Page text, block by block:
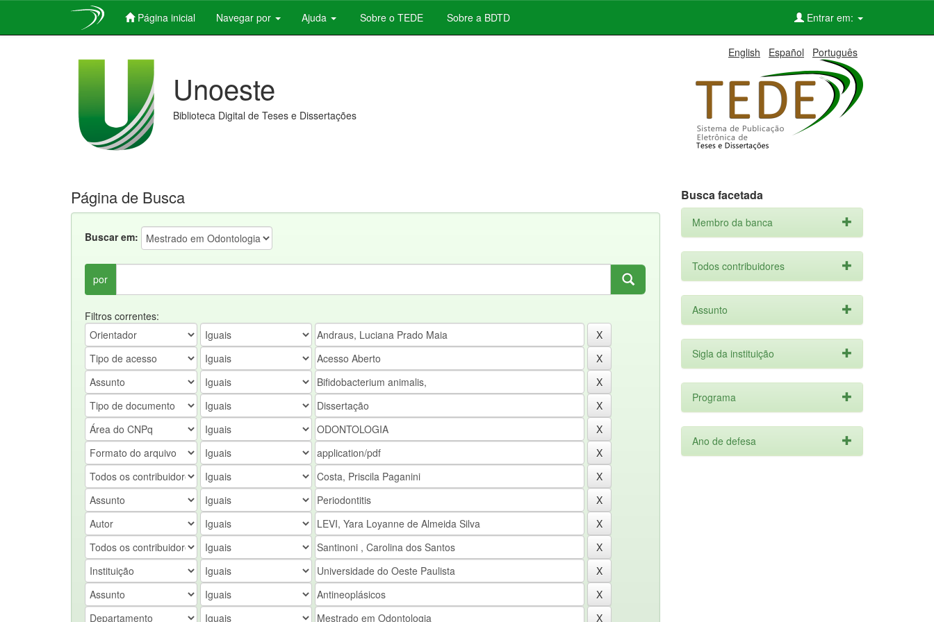
Página inicial Navegar por Ajuda Sobre o TEDE Sobre a BDTD Entrar em:
English Español Português
Unoeste
Biblioteca Digital de Teses e Dissertações
Página de Busca
Buscar em:
por
Filtros correntes:
Busca facetada
Membro da banca
Todos contribuidores
Assunto
Sigla da instituição
Programa
Ano de defesa